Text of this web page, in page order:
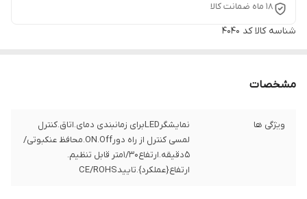
۱۸ ماه ضمانت کالا
شناسه کالاکد 4040
مشخصات
ویژگی ها
نمایشگرLEDبرای زمانبندی دمای.اتاق.کنترل
لمسی کنترل از راه دورON.Off.محافظ عنکبوتی/
۵دقیقه.ارتفاع۱/۳۰متر قابل تنظیم.
ارتفاع{عملکرد}.تاییدCE/ROHS